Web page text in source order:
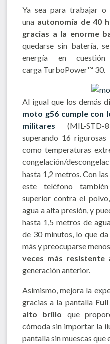
Ya sea para trabajar o
una autonomía de 40
gracias a la enorme
quedarse sin batería,
energía en
carga TurboPower™ 30.
Al igual que los demás
moto g56 cumple con
militares (MIL-STD-
superando 16
como temperaturas
congelación/
hasta 1,2 metros. Con
este teléfono
superior contra el
agua a alta presión, y
hasta 1,5 metros de
de 30 minutos, lo que
más y preocuparse
veces más resistente
generación anterior.
Asimismo, mejora la
gracias a la pantalla
alto brillo que
cómoda sin importar la
pantalla sin muescas